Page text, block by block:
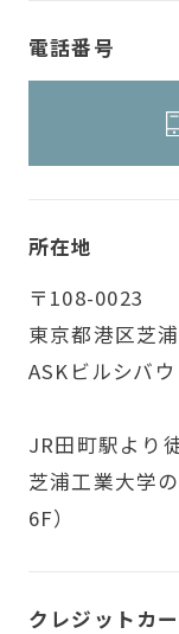
電話番号
所在地
〒108-0023
東京都港区芝
ASKビルシバ
JR田町駅より
芝浦工業大学
6F）
クレジットカ